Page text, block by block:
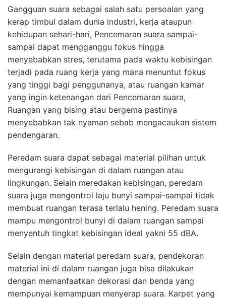
Gangguan suara sebagai salah satu persoalan yang
kerap timbul dalam dunia industri, kerja ataupun
kehidupan sehari-hari, Pencemaran suara sampai-
sampai dapat mengganggu fokus hingga
menyebabkan stres, terutama pada waktu kebisingan
terjadi pada ruang kerja yang mana menuntut fokus
yang tinggi bagi penggunanya, atau ruangan kamar
yang ingin ketenangan dari Pencemaran suara,
Ruangan yang bising atau bergema pastinya
menyebabkan tak nyaman sebab mengacaukan sistem
pendengaran.
Peredam suara dapat sebagai material pilihan untuk
mengurangi kebisingan di dalam ruangan atau
lingkungan. Selain meredakan kebisingan, peredam
suara juga mengontrol laju bunyi sampai-sampai tidak
membuat ruangan terasa terlalu hening. Peredam suara
mampu mengontrol bunyi di dalam ruangan sampai
menyentuh tingkat kebisingan ideal yakni 55 dBA.
Selain dengan material peredam suara, pendekoran
material ini di dalam ruangan juga bisa dilakukan
dengan memanfaatkan dekorasi dan benda yang
mempunyai kemampuan menyerap suara. Karpet yang